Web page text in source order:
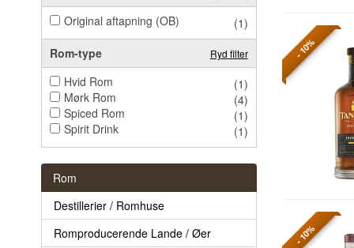
Original aftapning (OB)
(1)
Rom-type
Ryd filter
Hvid Rom
(1)
Mørk Rom
(4)
Spiced Rom
(1)
Spirit Drink
(1)
Rom
Destillerier / Romhuse
Romproducerende Lande / Øer
- 10%
- 10%